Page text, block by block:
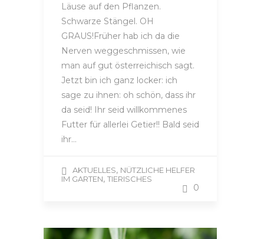
Läuse auf den Pflanzen.
Schwarze Stängel. OH
GRAUS!Früher hab ich da die
Nerven weggeschmissen, wie
man auf gut österreichisch sagt.
Jetzt bin ich ganz locker: ich
sage zu ihnen: oh schön, dass ihr
da seid! Ihr seid willkommenes
Futter für allerlei Getier!! Bald seid
ihr…
AKTUELLES, NÜTZLICHE HELFER
IM GARTEN, TIERISCHES
0